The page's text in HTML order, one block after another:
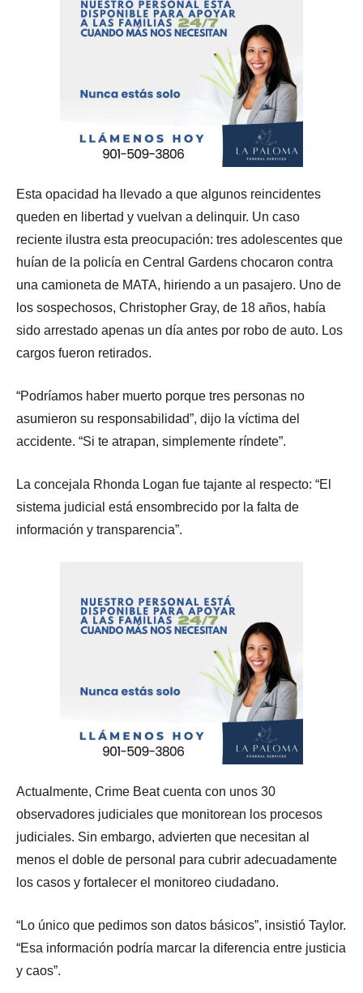
Esta opacidad ha llevado a que algunos reincidentes
queden en libertad y vuelvan a delinquir. Un caso
reciente ilustra esta preocupación: tres adolescentes que
huían de la policía en Central Gardens chocaron contra
una camioneta de MATA, hiriendo a un pasajero. Uno de
los sospechosos, Christopher Gray, de 18 años, había
sido arrestado apenas un día antes por robo de auto. Los
cargos fueron retirados.
“Podríamos haber muerto porque tres personas no
asumieron su responsabilidad”, dijo la víctima del
accidente. “Si te atrapan, simplemente ríndete”.
La concejala Rhonda Logan fue tajante al respecto: “El
sistema judicial está ensombrecido por la falta de
información y transparencia”.
Actualmente, Crime Beat cuenta con unos 30
observadores judiciales que monitorean los procesos
judiciales. Sin embargo, advierten que necesitan al
menos el doble de personal para cubrir adecuadamente
los casos y fortalecer el monitoreo ciudadano.
“Lo único que pedimos son datos básicos”, insistió Taylor.
“Esa información podría marcar la diferencia entre justicia
y caos”.